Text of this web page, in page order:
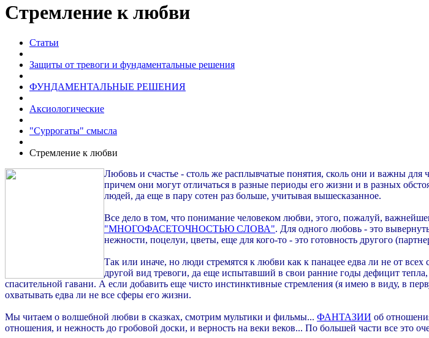
Стремление к любви
Статьи
Защиты от тревоги и фундаментальные решения
ФУНДАМЕНТАЛЬНЫЕ РЕШЕНИЯ
Аксиологические
"Суррогаты" смысла
Стремление к любви
Любовь и счастье - столь же расплывчатые понятия, сколь они и важны для
причем они могут отличаться в разные периоды его жизни и в разных
людей, да еще в пару сотен раз больше, учитывая вышесказанное.
Все дело в том, что понимание человеком любви, этого, пожалуй,
"МНОГОФАСЕТОЧНОСТЬЮ СЛОВА". Для одного любовь - это
нежности, поцелуи, цветы, еще для кого-то - это готовность другого
Так или иначе, но люди стремятся к любви как к панацее едва ли не от
другой вид тревоги, да еще испытавший в свои ранние годы дефицит
спасительной гавани. А если добавить еще чисто инстинктивные стремления (я имею в виду, в
охватывать едва ли не все сферы его жизни.
Мы читаем о волшебной любви в сказках, смотрим мультики и фильмы... ФАНТАЗИИ об
отношения, и нежность до гробовой доски, и верность на веки веков... По большей части все это